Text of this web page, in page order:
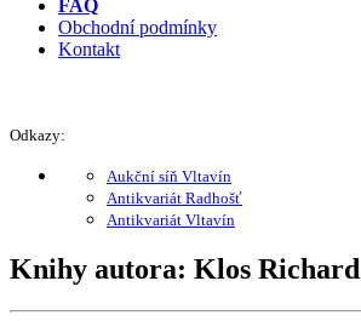
FAQ
Obchodní podmínky
Kontakt
Odkazy:
Aukční síň Vltavín
Antikvariát Radhošť
Antikvariát Vltavín
Knihy autora: Klos Richard